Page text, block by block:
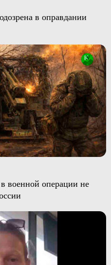
в оправдании
военной операции не